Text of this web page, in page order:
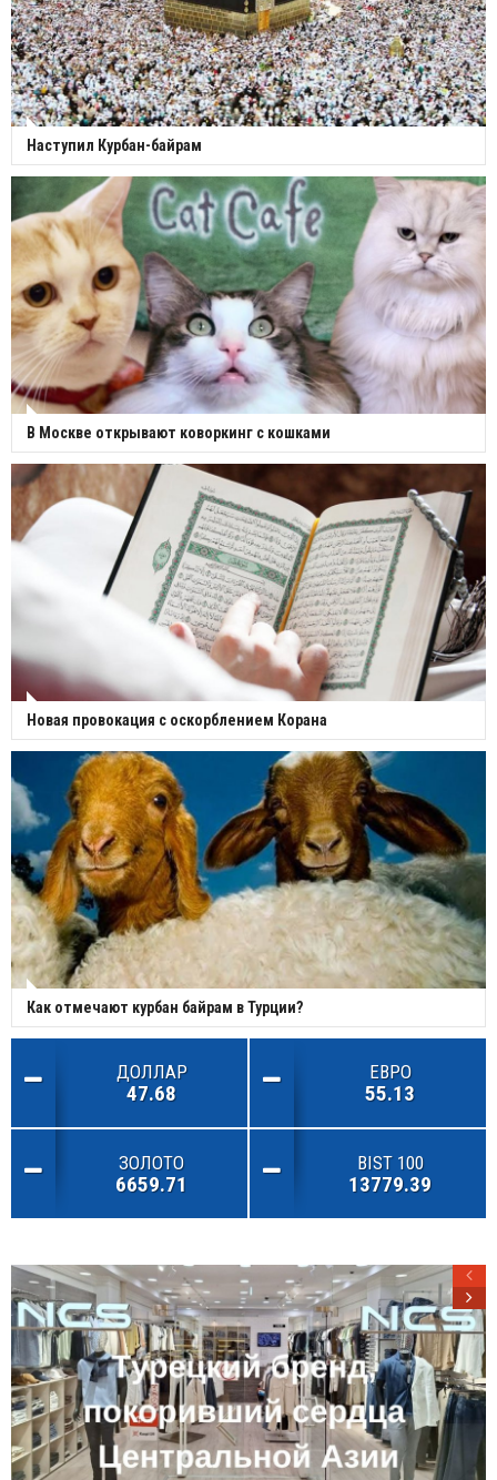
Наступил Курбан-байрам
В Москве открывают коворкинг с кошками
Новая провокация с оскорблением Корана
Как отмечают курбан байрам в Турции?
ДОЛЛАР
47.68
ЕВРО
55.13
ЗОЛОТО
6659.71
BIST 100
13779.39